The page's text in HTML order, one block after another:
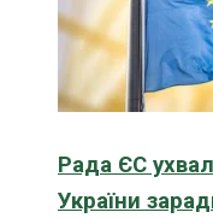
Рада ЄС
України